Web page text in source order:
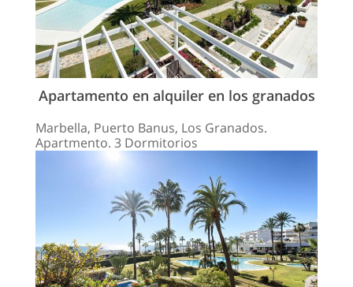
Apartamento en alquiler en los granados
Marbella, Puerto Banus, Los Granados.
Apartmento. 3 Dormitorios